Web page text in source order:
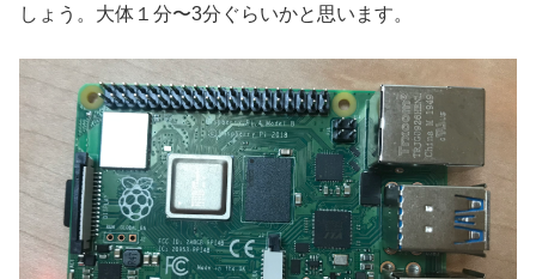
しょう。大体１分〜3分ぐらいかと思います。